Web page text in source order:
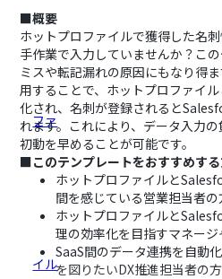
■概要
ホットプロファイルで獲得した名
手作業で入力していませんか？こ
ミスや転記漏れの原因にもなり得
用することで、ホットプロファイ
化され、名刺が登録されると
れます。これにより、データ入力
初動を早めることが可能です。
■このテンプレートをおすすめす
ホットプロファイルと
間を感じている営業担当者の
ホットプロファイルと
理の効率化を目指すマネージ
SaaS間のデータ連携を自動
を図りたいDX推進担当者の方